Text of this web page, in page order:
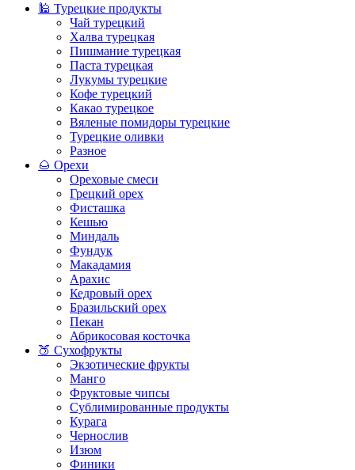
🕌 Турецкие продукты
Чай турецкий
Халва турецкая
Пишмание турецкая
Паста турецкая
Лукумы турецкие
Кофе турецкий
Какао турецкое
Вяленые помидоры турецкие
Турецкие оливки
Разное
🌰 Орехи
Ореховые смеси
Грецкий орех
Фисташка
Кешью
Миндаль
Фундук
Макадамия
Арахис
Кедровый орех
Бразильский орех
Пекан
Абрикосовая косточка
🍑 Сухофрукты
Экзотические фрукты
Манго
Фруктовые чипсы
Сублимированные продукты
Курага
Чернослив
Изюм
Финики